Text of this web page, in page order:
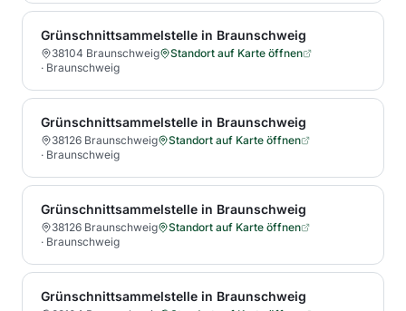
Grünschnittsammelstelle in Braunschweig
38104 Braunschweig
Standort auf Karte öffnen
· Braunschweig
Grünschnittsammelstelle in Braunschweig
38126 Braunschweig
Standort auf Karte öffnen
· Braunschweig
Grünschnittsammelstelle in Braunschweig
38126 Braunschweig
Standort auf Karte öffnen
· Braunschweig
Grünschnittsammelstelle in Braunschweig